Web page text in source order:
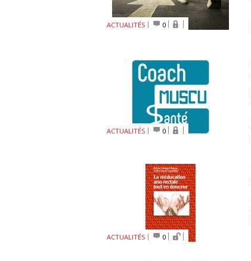
ACTUALITÉS 0
ACTUALITÉS 0
ACTUALITÉS 0